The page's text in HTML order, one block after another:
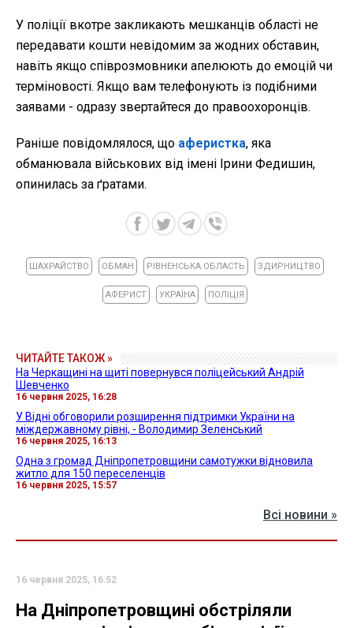
У поліції вкотре закликають мешканців області не
передавати кошти невідомим за жодних обставин,
навіть якщо співрозмовники апелюють до емоцій чи
терміновості. Якщо вам телефонують із подібними
заявами - одразу звертайтеся до правоохоронців.
Раніше повідомлялося, що аферистка, яка
обманювала військових від імені Ірини Федишин,
опинилась за ґратами.
ШАХРАЙСТВО ОБМАН РІВНЕНСЬКА ОБЛАСТЬ ЗДИРНИЦТВО
АФЕРИСТ УКРАЇНА ПОЛІЦІЯ
ЧИТАЙТЕ ТАКОЖ »
На Черкащині на щиті повернувся поліцейський Андрій
Шевченко
16 червня 2025, 16:28
У Відні обговорили розширення підтримки України на
міждержавному рівні, - Володимир Зеленський
16 червня 2025, 16:13
Одна з громад Дніпропетровщини самотужки відновила
житло для 150 переселенців
16 червня 2025, 15:57
Всі новини »
16 червня 2025, 16:52
На Дніпропетровщині обстріляли